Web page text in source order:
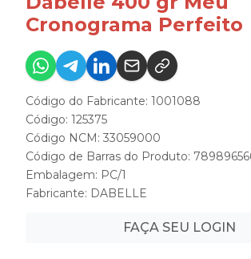
Cronograma Perfeito
Código do Fabricante: 1001088
Código: 125375
Código NCM: 33059000
Código de Barras do Produto:
Embalagem: PC/1
Fabricante: DABELLE
FAÇA SEU LOGIN